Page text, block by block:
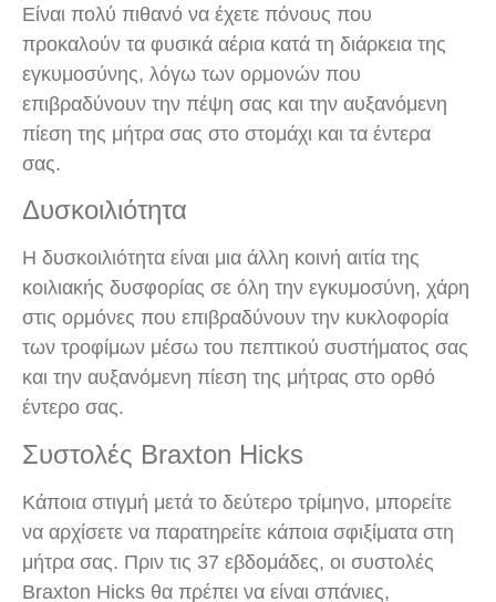
Είναι πολύ πιθανό να έχετε πόνους που
προκαλούν τα φυσικά αέρια κατά τη διάρκεια της
εγκυμοσύνης, λόγω των ορμονών που
επιβραδύνουν την πέψη σας και την αυξανόμενη
πίεση της μήτρα σας στο στομάχι και τα έντερα
σας.
Δυσκοιλιότητα
Η δυσκοιλιότητα είναι μια άλλη κοινή αιτία της
κοιλιακής δυσφορίας σε όλη την εγκυμοσύνη, χάρη
στις ορμόνες που επιβραδύνουν την κυκλοφορία
των τροφίμων μέσω του πεπτικού συστήματος σας
και την αυξανόμενη πίεση της μήτρας στο ορθό
έντερο σας.
Συστολές Braxton Hicks
Κάποια στιγμή μετά το δεύτερο τρίμηνο, μπορείτε
να αρχίσετε να παρατηρείτε κάποια σφιξίματα στη
μήτρα σας. Πριν τις 37 εβδομάδες, οι συστολές
Braxton Hicks θα πρέπει να είναι σπάνιες,